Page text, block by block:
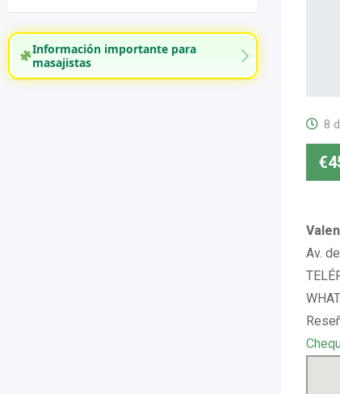
Información importante para
masajistas
8
€
Av.